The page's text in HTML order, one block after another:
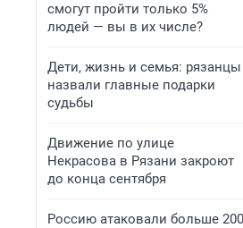
смогут пройти только 5%
людей — вы в их числе?
Дети, жизнь и семья: рязанцы
назвали главные подарки
судьбы
Движение по улице
Некрасова в Рязани закроют
до конца сентября
Россию атаковали больше 200